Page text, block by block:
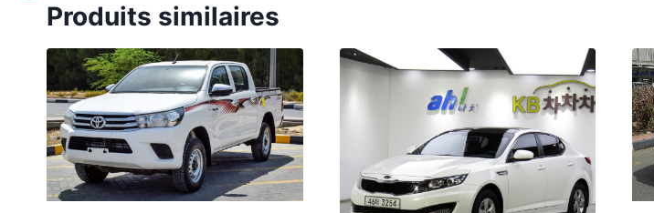
Produits similaires